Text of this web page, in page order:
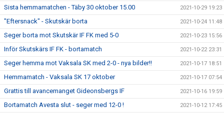
Sista hemmamatchen - Täby 30 oktober 15.00 2021-10-29 19:23
"Eftersnack" - Skutskär borta 2021-10-24 11:48
Seger borta mot Skutskär IF FK med 5-0 2021-10-23 15:56
Inför Skutskärs IF FK - bortamatch 2021-10-22 23:31
Seger hemma mot Vaksala SK med 2-0 - nya bilder!! 2021-10-17 18:51
Hemmamatch - Vaksala SK 17 oktober 2021-10-17 07:54
Grattis till avancemanget Gideonsbergs IF 2021-10-16 19:59
Bortamatch Avesta slut - seger med 12-0 ! 2021-10-12 17:45